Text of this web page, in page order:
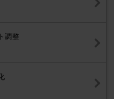
調整